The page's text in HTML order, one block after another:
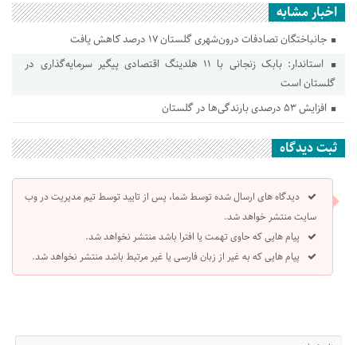
اخبار مشابه
جانباختگان تصادفات درون‌شهری گلستان ۱۷ درصد کاهش یافت
استاندار: بابک زنجانی با ۱۱ هلدینگ اقتصادی پیگیر سرمایه‌گذاری در
گلستان است
افزایش ۵۳ درصدی بارندگی‌ها در گلستان
ثبت دیدگاه
دیدگاه های ارسال شده توسط شما، پس از تایید توسط تیم مدیریت در وب
سایت منتشر خواهد شد.
پیام هایی که حاوی تهمت یا افترا باشد منتشر نخواهد شد.
پیام هایی که به غیر از زبان فارسی یا غیر مرتبط باشد منتشر نخواهد شد.